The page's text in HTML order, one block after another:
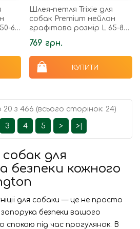
65
Шлея-петля Trixie для
собак Premium нейлон
графітова розмір L 65-80
см/25 мм
769 грн.
КУПИТИ
20 з 466 (всього сторінок: 24)
3 4 5 > >|
собак для
безпеки кожного
для собаки — це не просто
безпеки вашого
під час прогулянок. В